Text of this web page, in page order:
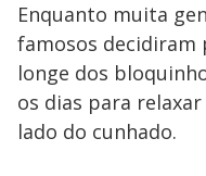
Enquanto muita
famosos decidiram
longe dos
os dias para
lado do cunhado.